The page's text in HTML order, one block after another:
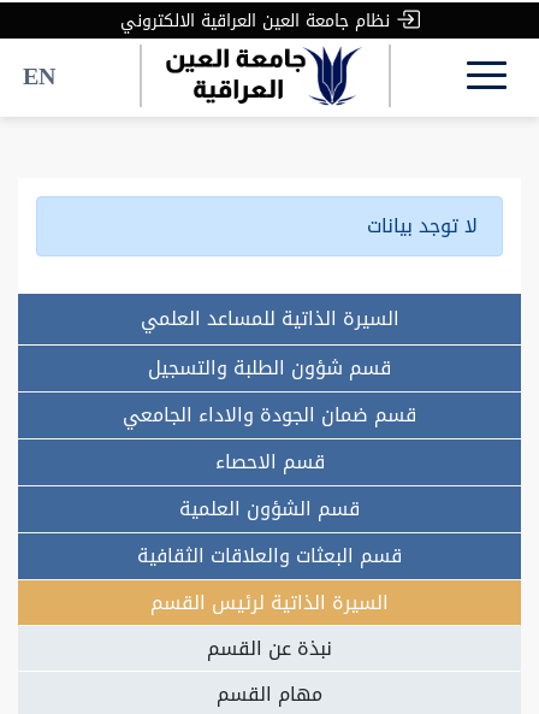
نظام جامعة العين العراقية الالكتروني
EN
السيرة الذاتية للمساعد العلمي
قسم شؤون الطلبة والتسجيل
قسم ضمان الجودة والاداء الجامعي
قسم الاحصاء
قسم الشؤون العلمية
قسم البعثات والعلاقات الثقافية
السيرة الذاتية لرئيس القسم
نبذة عن القسم
مهام القسم
لا توجد بيانات